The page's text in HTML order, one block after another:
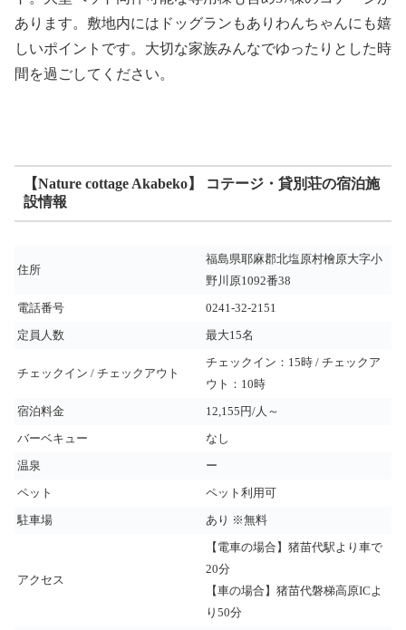
あります。敷地内にはドッグランもありわんちゃんにも嬉
しいポイントです。大切な家族みんなでゆったりとした時
間を過ごしてください。
【Nature cottage Akabeko】 コテージ・貸別荘の宿泊施
設情報
住所
福島県耶麻郡北塩原村檜原大字小
野川原1092番38
電話番号 0241-32-2151
定員人数 最大15名
チェックイン / チェックアウト
チェックイン：15時 / チェックア
ウト：10時
宿泊料金 12,155円/人～
バーベキュー なし
温泉 ー
ペット ペット利用可
駐車場 あり ※無料
アクセス
【電車の場合】猪苗代駅より車で
20分
【車の場合】猪苗代磐梯高原ICよ
り50分